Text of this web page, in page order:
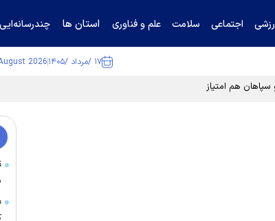
اجتماعی سلامت علم و فناوری استان ها چندرسانه‌ایی
۱۷ /مرداد /۱۴۰۵ 2026
هم امتیاز شد